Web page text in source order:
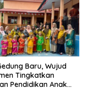
Baru, Wujud
Tingkatkan
Pendidikan Anak